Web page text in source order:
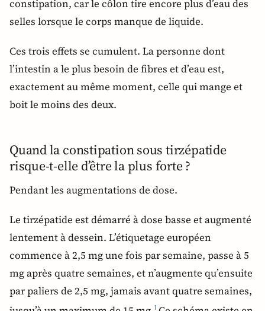
constipation, car le côlon tire encore plus d’eau des
selles lorsque le corps manque de liquide.
Ces trois effets se cumulent. La personne dont
l’intestin a le plus besoin de fibres et d’eau est,
exactement au même moment, celle qui mange et
boit le moins des deux.
Quand la constipation sous tirzépatide
risque-t-elle d’être la plus forte ?
Pendant les augmentations de dose.
Le tirzépatide est démarré à dose basse et augmenté
lentement à dessein. L’étiquetage européen
commence à 2,5 mg une fois par semaine, passe à 5
mg après quatre semaines, et n’augmente qu’ensuite
par paliers de 2,5 mg, jamais avant quatre semaines,
1